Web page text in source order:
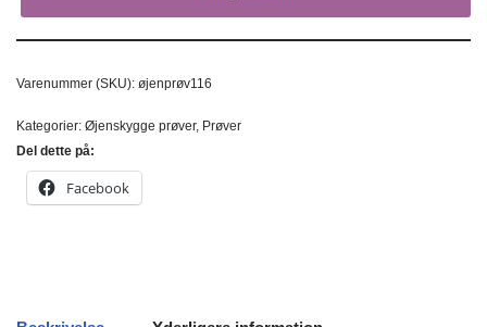
Varenummer (SKU): øjenprøv116
Kategorier: Øjenskygge prøver, Prøver
Del dette på:
Facebook